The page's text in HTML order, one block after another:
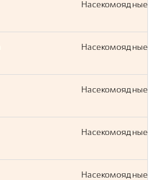
Насекомоядные
Насекомоядные
Насекомоядные
Насекомоядные
Насекомоядные